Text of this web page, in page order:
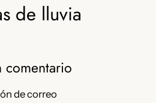
de lluvia
comentario
de correo